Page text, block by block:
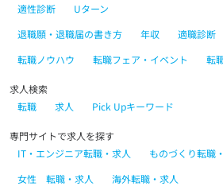
適性診断
Uターン
退職願・退職届の書き方
年収 適職診断
転職ノウハウ
転職フェア・イベント 転
求人検索
転職
求人 Pick Upキーワード
専門サイトで求人を探す
IT・エンジニア転職・求人
ものづくり転職
女性 転職・求人
海外転職・求人